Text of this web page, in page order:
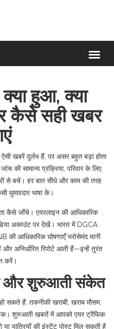
क्या हुआ, क्या
कैसे सही खबर
खबरें दुर्लभ हैं, पर असर बहुत बड़ा होता
की सामान्य प्रक्रिया, परिवार के लिए
से बचें। हर बात सीधे और काम की तरह
घुमावदार भाषा के।
कैसे जाँचे। एयरलाइन की आधिकारिक
अकाउंट पर देखें। भारत में DGCA
की आधिकारिक घोषणाएँ भरोसेमंद मानी
अनिर्धारित रिपोर्ट आती हैं—इन्हें तुरंत
करें।
और शुरुआती संकेत
सकते हैं: तकनीकी खराबी, खराब मौसम,
शुरुआती खबरों में आपको एयर ट्रैफिक
या यात्रियों की इंस्टेंट पोस्ट मिल सकती है